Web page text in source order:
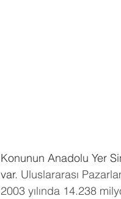
Konunun Anadolu Yer
var. Uluslararası
2003 yılında 14.238